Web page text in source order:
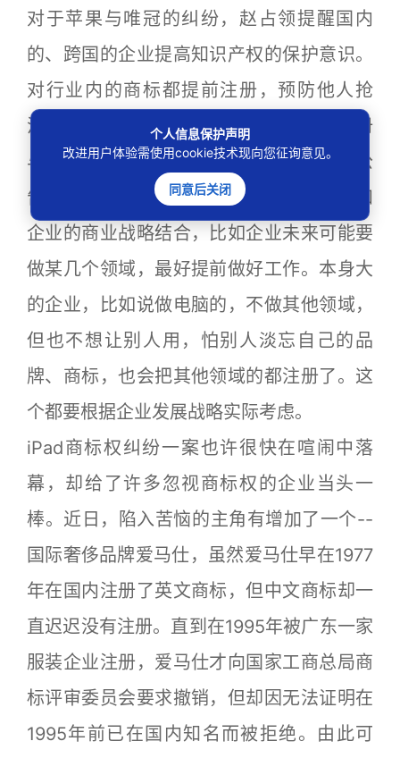
对于苹果与唯冠的纠纷，赵占领提醒国内
的、跨国的企业提高知识产权的保护意识。
对行业内的商标都提前注册，预防他人抢
注。同时要做好商标监测，若碰到有人注册
与自身产品相关的商标，要随时注意，在公
告期的三个月内提出异议等。商标注册要和
企业的商业战略结合，比如企业未来可能要
做某几个领域，最好提前做好工作。本身大
的企业，比如说做电脑的，不做其他领域，
但也不想让别人用，怕别人淡忘自己的品
牌、商标，也会把其他领域的都注册了。这
个都要根据企业发展战略实际考虑。
iPad商标权纠纷一案也许很快在喧闹中落
幕，却给了许多忽视商标权的企业当头一
棒。近日，陷入苦恼的主角有增加了一个--
国际奢侈品牌爱马仕，虽然爱马仕早在1977
年在国内注册了英文商标，但中文商标却一
直迟迟没有注册。直到在1995年被广东一家
服装企业注册，爱马仕才向国家工商总局商
标评审委员会要求撤销，但却因无法证明在
1995年前已在国内知名而被拒绝。由此可
个人信息保护声明
改进用户体验需使用cookie技术现向您征询意见。
同意后关闭